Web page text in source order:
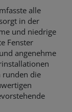
alle
in der
und niedrige
Fenster
angenehme
runden die